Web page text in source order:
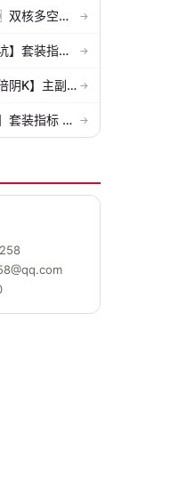
通达信〖潮汐动能〗双核多空副图 评估上涨动能 量化判断多空力量的强弱... →
通达信【首板黄金坑】套装指标 捉妖必备神器 精准捕捉强势股的起爆点 源... →
通达信【周线光脚倍阴K】主副图/选股 深度量化光脚倍阴筑底逻辑 源码无... →
通达信【断板猎金】套装指标 一眼看清趋势 对涨停板以后趋势进行研判 源... →